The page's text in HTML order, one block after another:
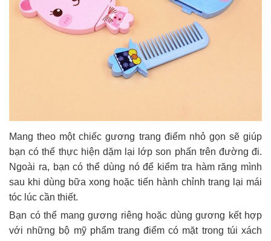
Mang theo một chiếc gương trang điểm nhỏ gọn sẽ giúp
bạn có thể thực hiện dặm lại lớp son phấn trên đường đi.
Ngoài ra, bạn có thể dùng nó để kiểm tra hàm răng mình
sau khi dùng bữa xong hoặc tiến hành chỉnh trang lại mái
tóc lúc cần thiết.
Bạn có thể mang gương riêng hoặc dùng gương kết hợp
với những bộ mỹ phẩm trang điểm có mặt trong túi xách